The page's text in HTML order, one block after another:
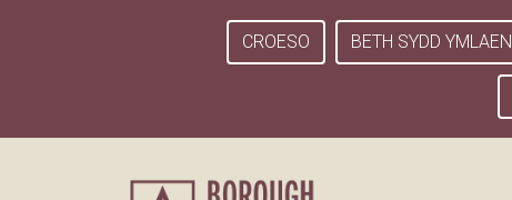
CROESO BETH SYDD YMLAEN